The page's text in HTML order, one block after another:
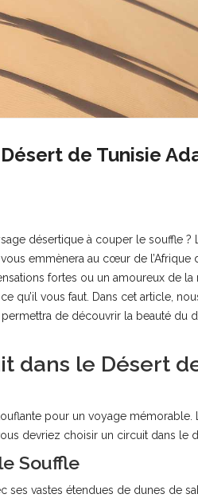
de Tunisie
désertique à couper le souffle ?
emmènera au cœur de l’Afrique
fortes ou un amoureux de la
qu’il vous faut. Dans cet article,
de découvrir la beauté du
dans le Désert
pour un voyage mémorable.
devriez choisir un circuit dans le
Souffle
ses vastes étendues de dunes de